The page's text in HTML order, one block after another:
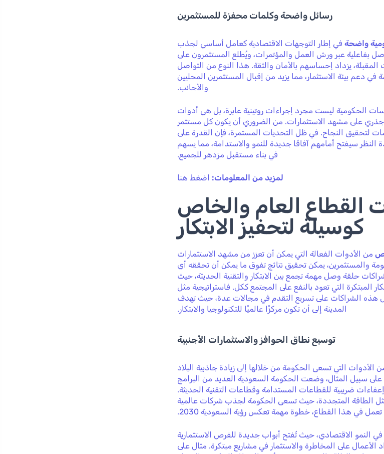
رسائل واضحة وكلمات محفزة للمستثمرين
واضحةفي إطار التوجهات الاقتصادية كعامل أساسي لجذب
بفاعلية عبر ورش العمل والمؤتمرات، ويُطلع المستثمرون على
المقبلة، يزداد إحساسهم بالأمان والثقة. هذا النوع من التواصل
دعم بيئة الاستثمار، مما يزيد من إقبال المستثمرين المحليين
والأجانب.
الحكومية ليست مجرد إجراءات روتينية عابرة، بل هي أدوات
جذري على مشهد الاستثمارات. من الضروري أن يكون كل مستثمر
لتحقيق النجاح. في ظل التحديات المستمرة، فإن القدرة على
النظر سيفتح أمامهم آفاقًا جديدة للنمو والاستدامة، مما يسهم
في بناء مستقبل مزدهر للجميع.
لمزيد من المعلومات: اضغط هنا
القطاع العام والخاص
كوسيلة لتحفيز الابتكار
من الأدوات الفعالة التي يمكن أن تعزز من مشهد الاستثمارات
والمستثمرين، يمكن تحقيق نتائج تفوق ما يمكن أن تحققه أي
حلقة وصل مهمة تجمع بين الابتكار والتقنية الحديثة، حيث
المبتكرة التي تعود بالنفع على المجتمع ككل. فاستراتيجية مثل
هذه الشراكات على تسريع التقدم في مجالات عدة، حيث تهدف
المدينة إلى أن تكون مركزًا عالميًا للتكنولوجيا والابتكار.
توسيع نطاق الحوافز والاستثمارات الأجنبية
الأدوات التي تسعى الحكومة من خلالها إلى زيادة جاذبية البلاد
على سبيل المثال، وضعت الحكومة السعودية العديد من البرامج
ضريبية للقطاعات المستدامة وقطاعات التقنية الحديثة.
الطاقة المتجددة، حيث تسعى الحكومة لجذب شركات عالمية
تعمل في هذا القطاع، خطوة مهمة تعكس رؤية السعودية 2030.
النمو الاقتصادي، حيث تُفتح أبواب جديدة للفرص الاستثمارية
على المخاطرة والاستثمار في مشاريع مبتكرة. مثال على